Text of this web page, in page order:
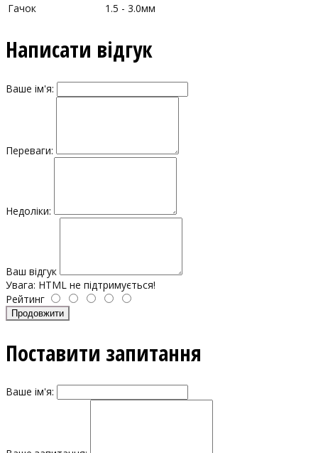
Гачок
1.5 - 3.0мм
Написати відгук
Ваше ім'я:
Переваги:
Недоліки:
Ваш відгук
Увага: HTML не підтримується!
Рейтинг
Продовжити
Поставити запитання
Ваше ім'я: